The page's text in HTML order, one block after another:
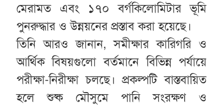
মেরামত এবং ১৭০ বর্গকিলোমিটার ভূমি
পুনরুদ্ধার ও উন্নয়নের প্রস্তাব করা হয়েছে।
তিনি আরও জানান, সমীক্ষার কারিগরি ও
আর্থিক বিষয়গুলো বর্তমানে বিভিন্ন পর্যায়ে
পরীক্ষা-নিরীক্ষা চলছে। প্রকল্পটি বাস্তবায়িত
হলে শুষ্ক মৌসুমে পানি সংরক্ষণ ও